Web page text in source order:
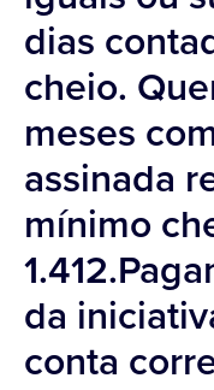
dias
cheio.
meses
assinada
mínimo
da
conta